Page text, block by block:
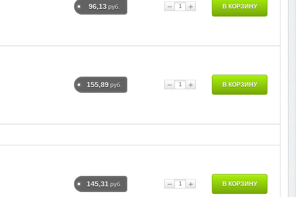
96,13 руб. − + В КОРЗИНУ
155,89 руб. − + В КОРЗИНУ
145,31 руб. − + В КОРЗИНУ